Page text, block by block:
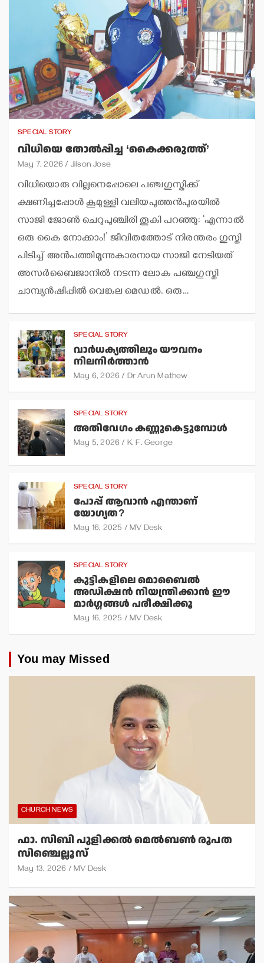
SPECIAL STORY
വിധിയെ തോല്‍പ്പിച്ച ‘കൈക്കരുത്ത്’
May 7, 2026 Jilson Jose
വിധിയൊരു വില്ലനെപ്പോലെ പഞ്ചഗുസ്തിക്ക്
ക്ഷണിച്ചപ്പോള്‍ കൂമുള്ളി വലിയപുത്തന്‍പുരയില്‍
സാജി ജോണ്‍ ചെറുപുഞ്ചിരി തൂകി പറഞ്ഞു: ‘എന്നാല്‍
ഒരു കൈ നോക്കാം!’ ജീവിതത്തോട് നിരന്തരം ഗുസ്തി
പിടിച്ച് അന്‍പത്തിമൂന്നുകാരനായ സാജി നേടിയത്
അസര്‍ബൈജാനില്‍ നടന്ന ലോക പഞ്ചഗുസ്തി
ചാമ്പ്യന്‍ഷിപ്പില്‍ വെങ്കല മെഡല്‍. ഒരു…
SPECIAL STORY
വാര്‍ധക്യത്തിലും യൗവനം
നിലനിര്‍ത്താന്‍
May 6, 2026 Dr Arun Mathew
SPECIAL STORY
അതിവേഗം കണ്ണുകെട്ടുമ്പോള്‍
May 5, 2026 K. F. George
SPECIAL STORY
പോപ്പ് ആവാന്‍ എന്താണ്
യോഗ്യത?
May 16, 2025 MV Desk
SPECIAL STORY
കുട്ടികളിലെ മൊബൈല്‍
അഡിക്ഷന്‍ നിയന്ത്രിക്കാന്‍ ഈ
മാര്‍ഗ്ഗങ്ങള്‍ പരീക്ഷിക്കൂ
May 16, 2025 MV Desk
You may Missed
CHURCH NEWS
ഫാ. സിബി പുളിക്കല്‍ മെല്‍ബണ്‍ രൂപത
സിഞ്ചെല്ലൂസ്
May 13, 2026 MV Desk